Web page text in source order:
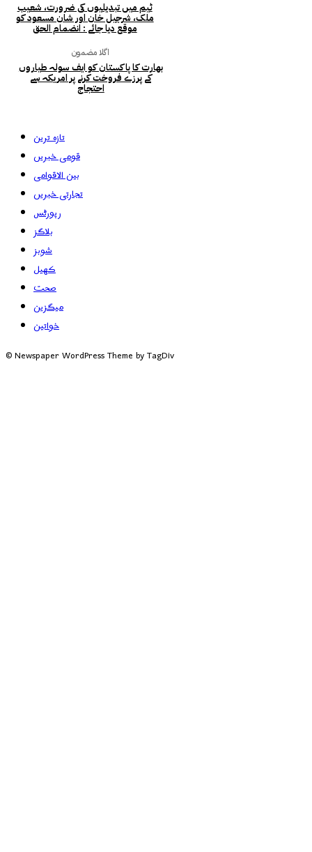
ٹیم میں تبدیلیوں کی ضرورت، شعیب
ملک، شرجیل خان اور شان مسعود کو
موقع دیا جائے : انضمام الحق
اگلا مضمون
بھارت کا پاکستان کو ایف سولہ طیاروں
کے پرزے فروخت کرنے پر امریکہ سے
احتجاج
تازہ ترین
قومی خبریں
بین الاقوامی
تجارتی خبریں
رپورٹس
بلاگز
شوبز
کھیل
صحت
میگزین
خواتین
© Newspaper WordPress Theme by TagDiv